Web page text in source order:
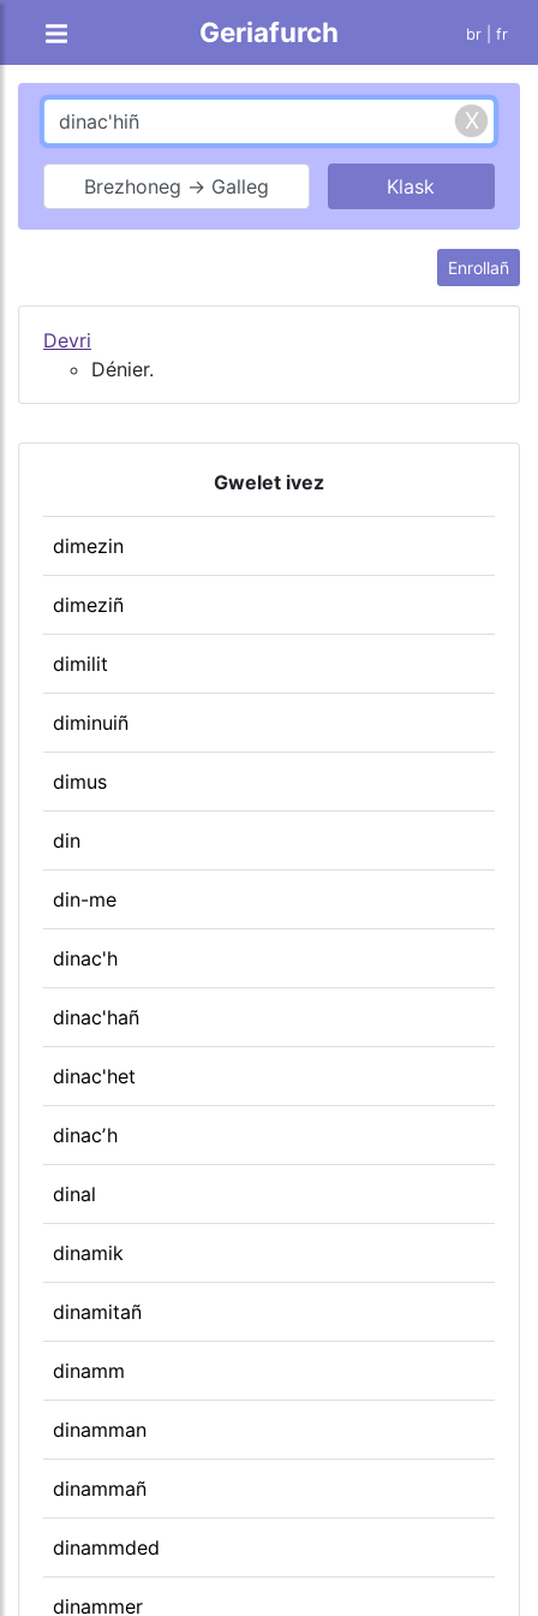
Geriafurch br | fr
Brezhoneg → Galleg
Enrollañ
Devri
Dénier.
Gwelet ivez
dimezin
dimeziñ
dimilit
diminuiñ
dimus
din
din-me
dinac'h
dinac'hañ
dinac'het
dinacʼh
dinal
dinamik
dinamitañ
dinamm
dinamman
dinammañ
dinammded
dinammer